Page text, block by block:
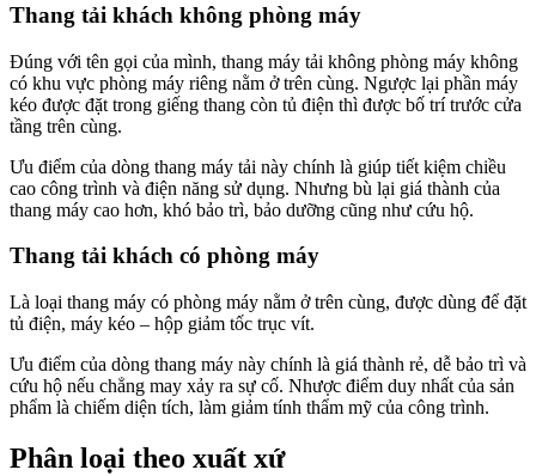
Thang tải khách không phòng máy
Đúng với tên gọi của mình, thang máy tải không phòng máy không
có khu vực phòng máy riêng nằm ở trên cùng. Ngược lại phần máy
kéo được đặt trong giếng thang còn tủ điện thì được bố trí trước cửa
tầng trên cùng.
Ưu điểm của dòng thang máy tải này chính là giúp tiết kiệm chiều
cao công trình và điện năng sử dụng. Nhưng bù lại giá thành của
thang máy cao hơn, khó bảo trì, bảo dưỡng cũng như cứu hộ.
Thang tải khách có phòng máy
Là loại thang máy có phòng máy nằm ở trên cùng, được dùng để đặt
tủ điện, máy kéo – hộp giảm tốc trục vít.
Ưu điểm của dòng thang máy này chính là giá thành rẻ, dễ bảo trì và
cứu hộ nếu chẳng may xảy ra sự cố. Nhược điểm duy nhất của sản
phẩm là chiếm diện tích, làm giảm tính thẩm mỹ của công trình.
Phân loại theo xuất xứ